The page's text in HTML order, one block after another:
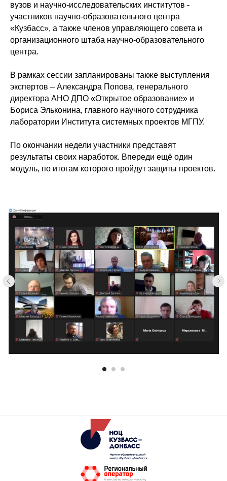
вузов и научно-исследовательских институтов -
участников научно-образовательного центра
«Кузбасс», а также членов управляющего совета и
организационного штаба научно-образовательного
центра.
В рамках сессии запланированы также выступления
экспертов – Александра Попова, генерального
директора АНО ДПО «Открытое образование» и
Бориса Эльконина, главного научного сотрудника
лаборатории Института системных проектов МГПУ.
По окончании недели участники представят
результаты своих наработок. Впереди ещё один
модуль, по итогам которого пройдут защиты проектов.